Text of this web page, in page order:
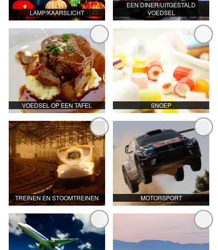
LAMP/KAARSLICHT
EEN DINER/UITGESTALD
VOEDSEL
VOEDSEL OP EEN TAFEL SNOEP
TREINEN EN STOOMTREINEN MOTORSPORT